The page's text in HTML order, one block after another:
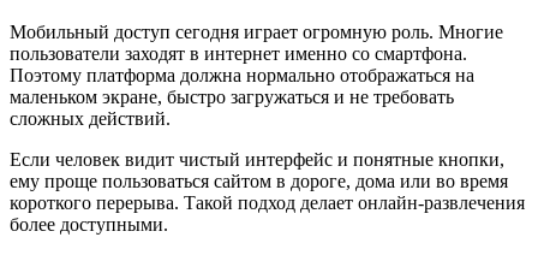
Мобильный доступ сегодня играет огромную роль. Многие
пользователи заходят в интернет именно со смартфона.
Поэтому платформа должна нормально отображаться на
маленьком экране, быстро загружаться и не требовать
сложных действий.
Если человек видит чистый интерфейс и понятные кнопки,
ему проще пользоваться сайтом в дороге, дома или во время
короткого перерыва. Такой подход делает онлайн-развлечения
более доступными.